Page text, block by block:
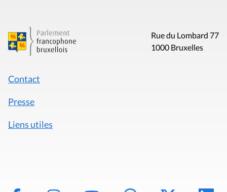
Rue du Lombard 77
1000 Bruxelles
Contact
Presse
Liens utiles